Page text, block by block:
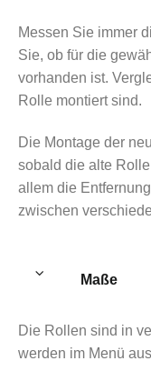
Messen Sie immer
Sie, ob für die
vorhanden ist.
Rolle montiert sind.
Die Montage der
sobald die alte
allem die
zwischen
Maße
Die Rollen sind in
werden im Menü